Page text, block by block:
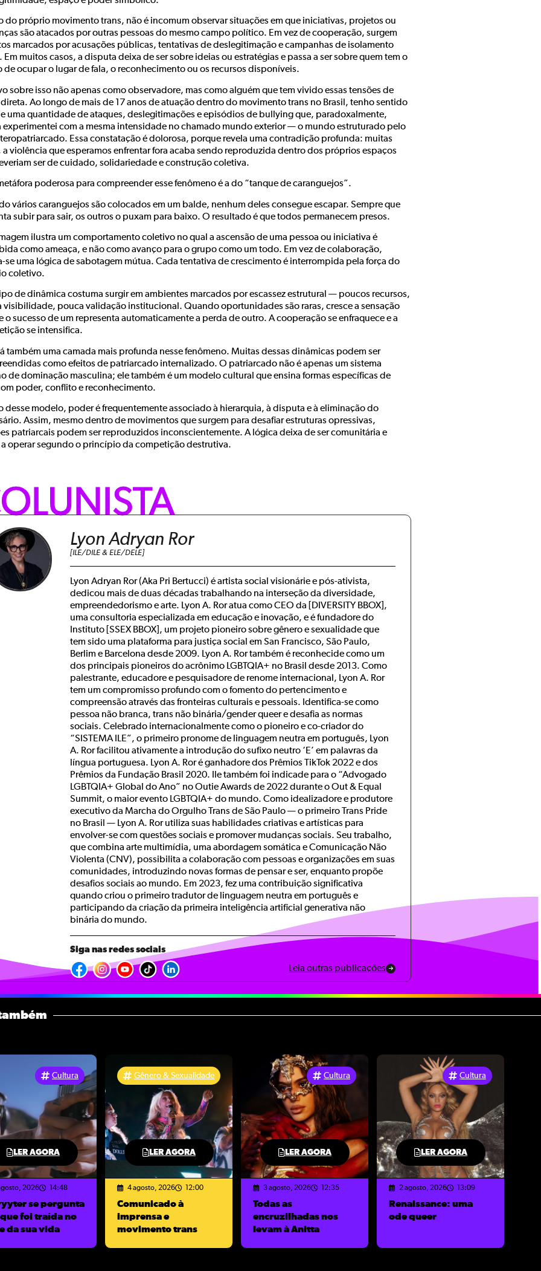
do próprio movimento trans, não é incomum observar situações em que iniciativas, projetos ou
são atacados por outras pessoas do mesmo campo político. Em vez de cooperação, surgem
marcados por acusações públicas, tentativas de deslegitimação e campanhas de isolamento
Em muitos casos, a disputa deixa de ser sobre ideias ou estratégias e passa a ser sobre quem tem o
de ocupar o lugar de fala, o reconhecimento ou os recursos disponíveis.
sobre isso não apenas como observadore, mas como alguém que tem vivido essas tensões de
Ao longo de mais de 17 anos de atuação dentro do movimento trans no Brasil, tenho sentido
uma quantidade de ataques, deslegitimações e episódios de bullying que, paradoxalmente,
experimentei com a mesma intensidade no chamado mundo exterior — o mundo estruturado pelo
Essa constatação é dolorosa, porque revela uma contradição profunda: muitas
a violência que esperamos enfrentar fora acaba sendo reproduzida dentro dos próprios espaços
ser de cuidado, solidariedade e construção coletiva.
poderosa para compreender esse fenômeno é a do “tanque de caranguejos”.
vários caranguejos são colocados em um balde, nenhum deles consegue escapar. Sempre que
subir para sair, os outros o puxam para baixo. O resultado é que todos permanecem presos.
ilustra um comportamento coletivo no qual a ascensão de uma pessoa ou iniciativa é
como ameaça, e não como avanço para o grupo como um todo. Em vez de colaboração,
se uma lógica de sabotagem mútua. Cada tentativa de crescimento é interrompida pela força do
coletivo.
de dinâmica costuma surgir em ambientes marcados por escassez estrutural — poucos recursos,
visibilidade, pouca validação institucional. Quando oportunidades são raras, cresce a sensação
o sucesso de um representa automaticamente a perda de outro. A cooperação se enfraquece e a
se intensifica.
também uma camada mais profunda nesse fenômeno. Muitas dessas dinâmicas podem ser
como efeitos de patriarcado internalizado. O patriarcado não é apenas um sistema
de dominação masculina; ele também é um modelo cultural que ensina formas específicas de
poder, conflito e reconhecimento.
desse modelo, poder é frequentemente associado à hierarquia, à disputa e à eliminação do
Assim, mesmo dentro de movimentos que surgem para desafiar estruturas opressivas,
patriarcais podem ser reproduzidos inconscientemente. A lógica deixa de ser comunitária e
a operar segundo o princípio da competição destrutiva.
Lyon Adryan Ror
[ILE/DILE & ELE/DELE]
Lyon Adryan Ror (Aka Pri Bertucci) é artista social visionárie e pós-ativista,
dedicou mais de duas décadas trabalhando na interseção da diversidade,
empreendedorismo e arte. Lyon A. Ror atua como CEO da [DIVERSITY BBOX],
uma consultoria especializada em educação e inovação, e é fundadore do
Instituto [SSEX BBOX], um projeto pioneiro sobre gênero e sexualidade que
tem sido uma plataforma para justiça social em San Francisco, São Paulo,
Berlim e Barcelona desde 2009. Lyon A. Ror também é reconhecide como um
dos principais pioneiros do acrônimo LGBTQIA+ no Brasil desde 2013. Como
palestrante, educadore e pesquisadore de renome internacional, Lyon A. Ror
tem um compromisso profundo com o fomento do pertencimento e
compreensão através das fronteiras culturais e pessoais. Identifica-se como
pessoa não branca, trans não binária/gender queer e desafia as normas
sociais. Celebrado internacionalmente como o pioneiro e co-criador do
“SISTEMA ILE”, o primeiro pronome de linguagem neutra em português, Lyon
A. Ror facilitou ativamente a introdução do sufixo neutro ‘E’ em palavras da
língua portuguesa. Lyon A. Ror é ganhadore dos Prêmios TikTok 2022 e dos
Prêmios da Fundação Brasil 2020. Ile também foi indicade para o “Advogado
LGBTQIA+ Global do Ano” no Outie Awards de 2022 durante o Out & Equal
Summit, o maior evento LGBTQIA+ do mundo. Como idealizadore e produtore
executivo da Marcha do Orgulho Trans de São Paulo — o primeiro Trans Pride
no Brasil — Lyon A. Ror utiliza suas habilidades criativas e artísticas para
envolver-se com questões sociais e promover mudanças sociais. Seu trabalho,
que combina arte multimídia, uma abordagem somática e Comunicação Não
Violenta (CNV), possibilita a colaboração com pessoas e organizações em suas
comunidades, introduzindo novas formas de pensar e ser, enquanto propõe
desafios sociais ao mundo. Em 2023, fez uma contribuição significativa
quando criou o primeiro tradutor de linguagem neutra em português e
participando da criação da primeira inteligência artificial generativa não
binária do mundo.
Siga nas redes sociais
Leia outras publicações
LER AGORA
Cultura
2026 14:48
se pergunta
foi traída no
da sua vida
LER AGORA
Gênero & Sexualidade
4 agosto, 2026 12:00
Comunicado à
imprensa e
movimento trans
LER AGORA
Cultura
3 agosto, 2026 12:35
Todas as
encruzilhadas nos
levam à Anitta
LER AGORA
Cultura
2 agosto, 2026 13:09
Renaissance: uma
ode queer